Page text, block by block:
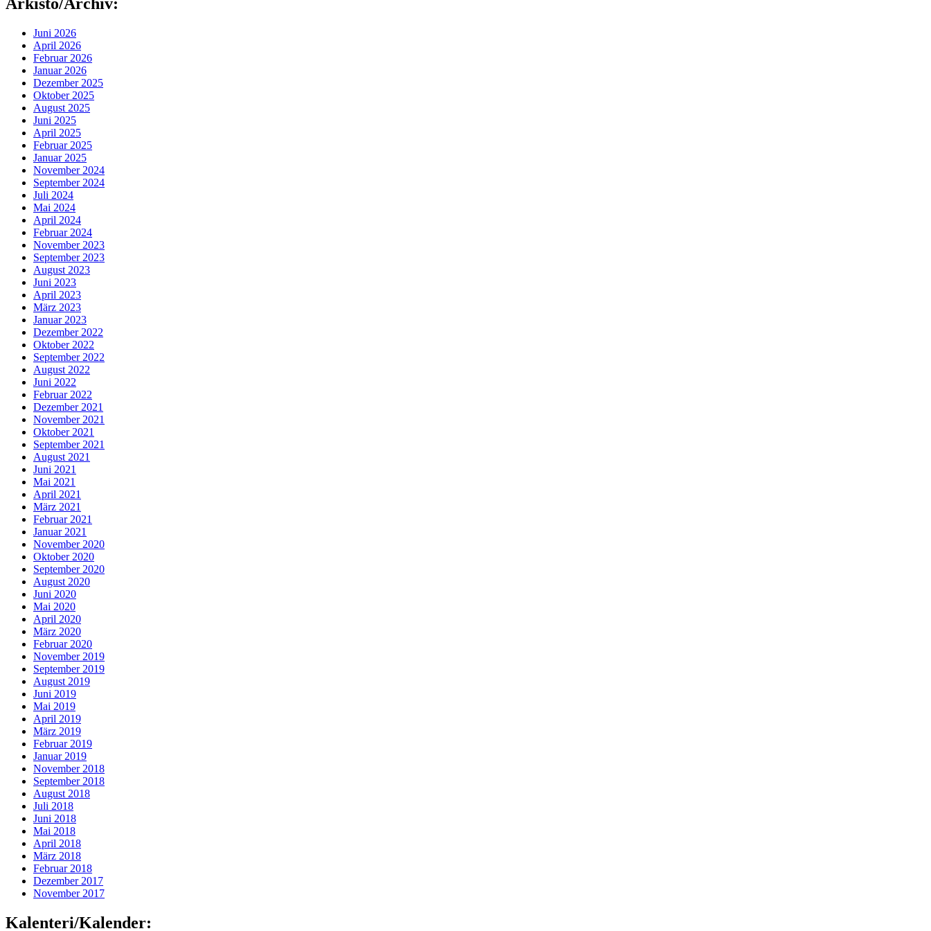
Arkisto/Archiv:
Juni 2026
April 2026
Februar 2026
Januar 2026
Dezember 2025
Oktober 2025
August 2025
Juni 2025
April 2025
Februar 2025
Januar 2025
November 2024
September 2024
Juli 2024
Mai 2024
April 2024
Februar 2024
November 2023
September 2023
August 2023
Juni 2023
April 2023
März 2023
Januar 2023
Dezember 2022
Oktober 2022
September 2022
August 2022
Juni 2022
Februar 2022
Dezember 2021
November 2021
Oktober 2021
September 2021
August 2021
Juni 2021
Mai 2021
April 2021
März 2021
Februar 2021
Januar 2021
November 2020
Oktober 2020
September 2020
August 2020
Juni 2020
Mai 2020
April 2020
März 2020
Februar 2020
November 2019
September 2019
August 2019
Juni 2019
Mai 2019
April 2019
März 2019
Februar 2019
Januar 2019
November 2018
September 2018
August 2018
Juli 2018
Juni 2018
Mai 2018
April 2018
März 2018
Februar 2018
Dezember 2017
November 2017
Kalenteri/Kalender: